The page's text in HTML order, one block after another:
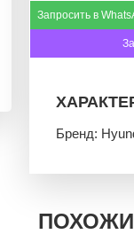
Запросить в
Бренд: